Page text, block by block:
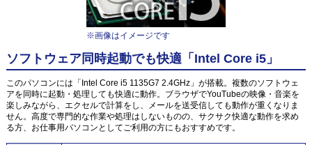
※画像はイメージです
ソフトウェア同時起動でも快適「Intel Core i5」
このパソコンには「Intel Core i5 1135G7 2.4GHz」が搭載。複数のソフトウェ
アを同時に起動・処理しても快適に動作。ブラウザでYouTubeの映像・音楽を
楽しみながら、エクセルで計算をし、メールを送受信しても動作が重くなりま
せん。高度で専門的な作業や処理はしないものの、サクサク快適な動作を求め
る方、お仕事用パソコンとしてご利用の方にもおすすめです。